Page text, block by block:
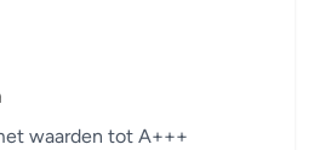
waarden tot A+++